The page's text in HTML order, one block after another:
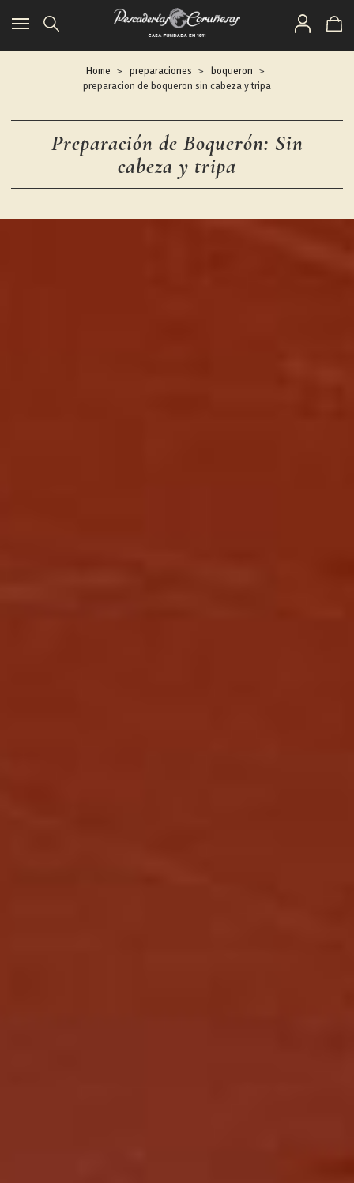
Toggle
Home preparaciones
boqueron
preparacion de boqueron sin cabeza y tripa
Preparación de Boquerón: Sin
cabeza y tripa